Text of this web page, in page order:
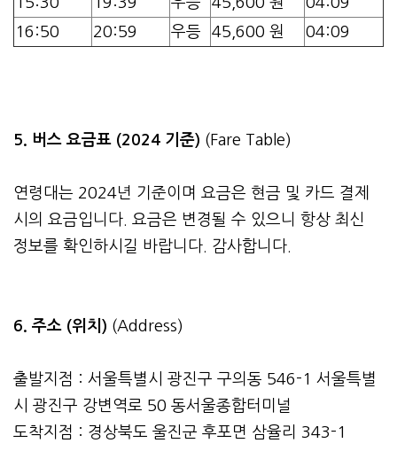
16:50
20:59 우등 45,600 원 04:09
5. 버스 요금표 (2024 기준) (Fare Table)
연령대는 2024년 기준이며 요금은 현금 및 카드 결제
시의 요금입니다. 요금은 변경될 수 있으니 항상 최신
정보를 확인하시길 바랍니다. 감사합니다.
6. 주소 (위치) (Address)
출발지점 : 서울특별시 광진구 구의동 546-1 서울특별
시 광진구 강변역로 50 동서울종합터미널
도착지점 : 경상북도 울진군 후포면 삼율리 343-1